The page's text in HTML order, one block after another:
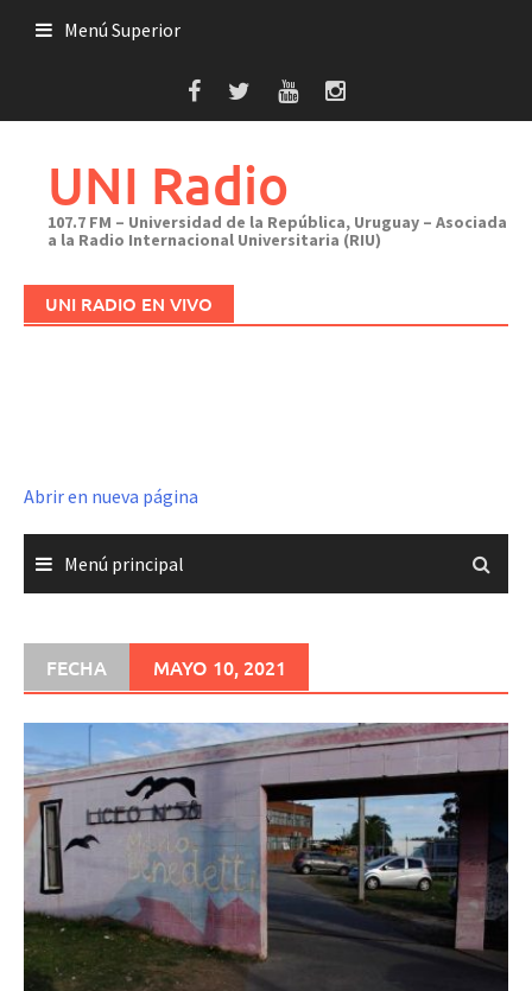
Menú Superior
UNI Radio
107.7 FM – Universidad de la República, Uruguay – Asociada
a la Radio Internacional Universitaria (RIU)
UNI RADIO EN VIVO
Abrir en nueva página
Menú principal
FECHA MAYO 10, 2021